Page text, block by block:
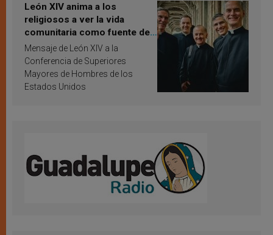
León XIV anima a los
religiosos a ver la vida
comunitaria como fuente de
inspiración y santificación
Mensaje de León XIV a la
Conferencia de Superiores
Mayores de Hombres de los
Estados Unidos